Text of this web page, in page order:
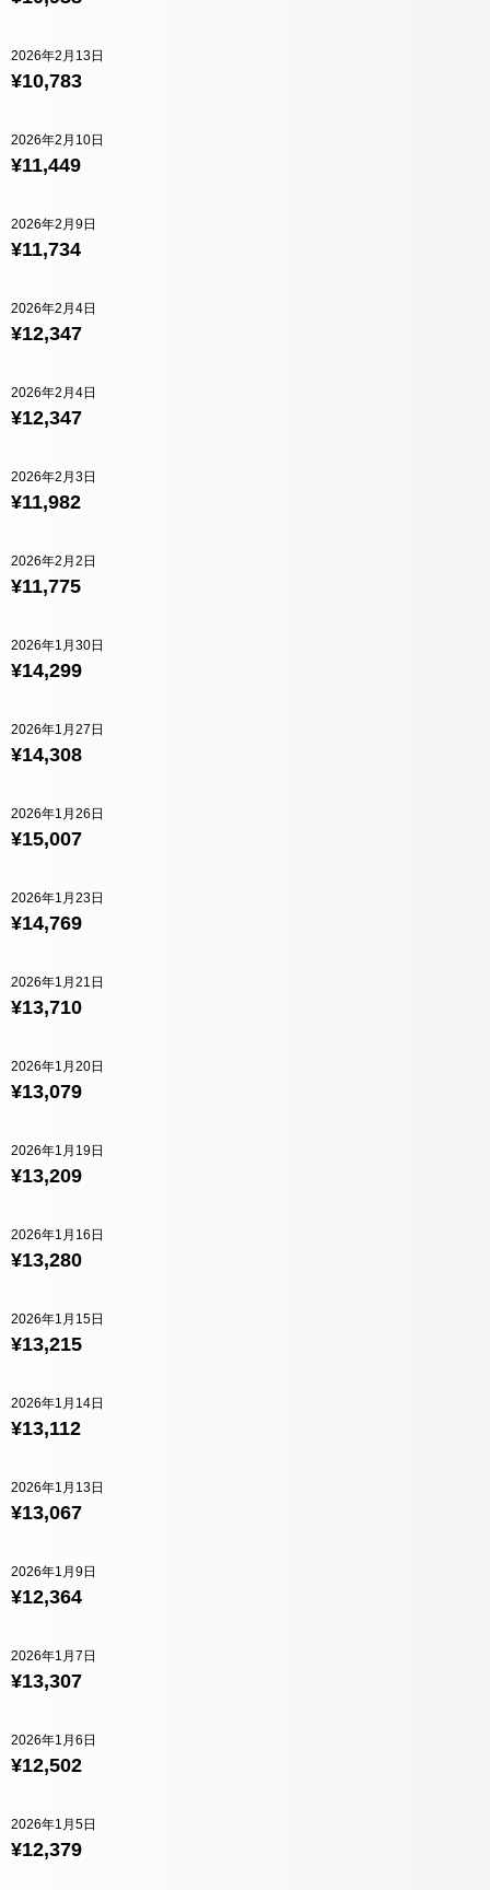
¥10,783
2026年2月13日
¥11,449
2026年2月10日
¥11,734
2026年2月9日
¥12,347
2026年2月4日
¥12,347
2026年2月4日
¥11,982
2026年2月3日
¥11,775
2026年2月2日
¥14,299
2026年1月30日
¥14,308
2026年1月27日
¥15,007
2026年1月26日
¥14,769
2026年1月23日
¥13,710
2026年1月21日
¥13,079
2026年1月20日
¥13,209
2026年1月19日
¥13,280
2026年1月16日
¥13,215
2026年1月15日
¥13,112
2026年1月14日
¥13,067
2026年1月13日
¥12,364
2026年1月9日
¥13,307
2026年1月7日
¥12,502
2026年1月6日
¥12,379
2026年1月5日